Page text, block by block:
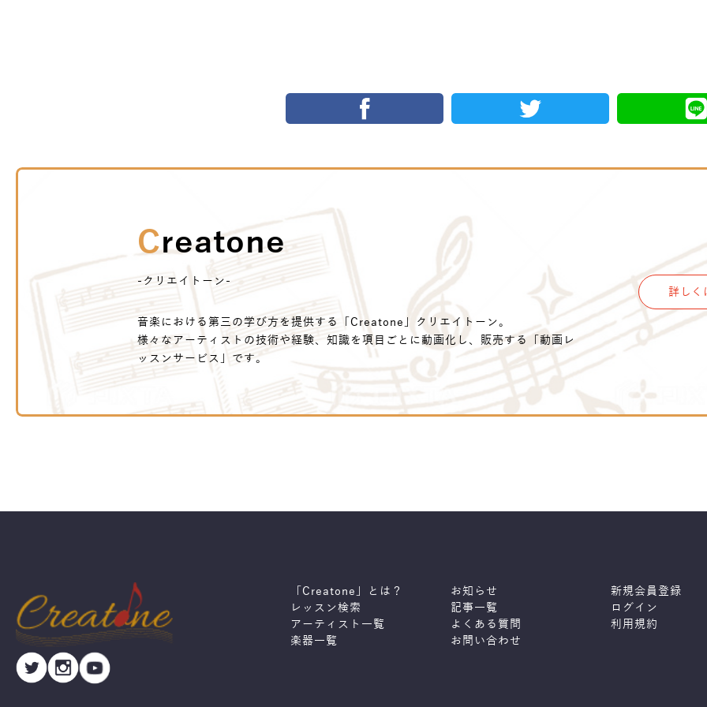
Creatone
-クリエイトーン-
音楽における第三の学び方を提供する「Creatone」クリエイトーン。
様々なアーティストの技術や経験、知識を項目ごとに動画化し、販売する「動画レ
ッスンサービス」です。
詳しく
「Creatone」とは？
レッスン検索
アーティスト一覧
楽器一覧
お知らせ
記事一覧
よくある質問
お問い合わせ
新規会員登録
ログイン
利用規約